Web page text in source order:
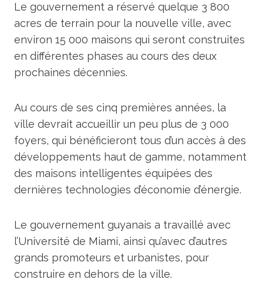
Le gouvernement a réservé quelque 3 800
acres de terrain pour la nouvelle ville, avec
environ 15 000 maisons qui seront construites
en différentes phases au cours des deux
prochaines décennies.
Au cours de ses cinq premières années, la
ville devrait accueillir un peu plus de 3 000
foyers, qui bénéficieront tous d’un accès à des
développements haut de gamme, notamment
des maisons intelligentes équipées des
dernières technologies d’économie d’énergie.
Le gouvernement guyanais a travaillé avec
l’Université de Miami, ainsi qu’avec d’autres
grands promoteurs et urbanistes, pour
construire en dehors de la ville.